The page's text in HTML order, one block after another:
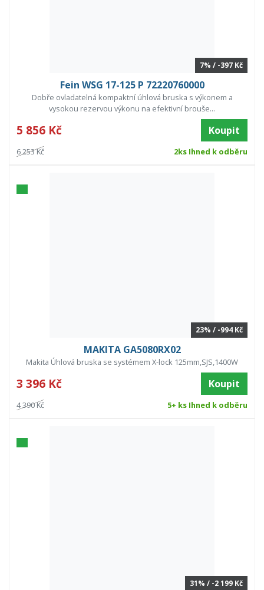
7% / -397 Kč
Fein WSG 17-125 P 72220760000
Dobře ovladatelná kompaktní úhlová bruska s výkonem a
vysokou rezervou výkonu na efektivní brouše...
5 856 Kč Koupit
6 253 Kč 2ks Ihned k odběru
23% / -994 Kč
MAKITA GA5080RX02
Makita Úhlová bruska se systémem X-lock 125mm,SJS,1400W
3 396 Kč Koupit
4 390 Kč 5+ ks Ihned k odběru
31% / -2 199 Kč